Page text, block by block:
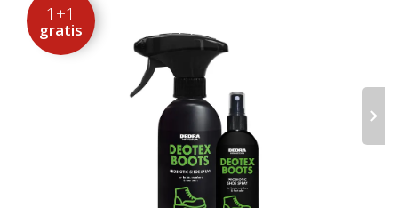
1+1
gratis
›